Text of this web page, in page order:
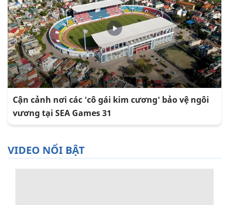
Cận cảnh nơi các 'cô gái kim cương' bảo vệ ngôi
vương tại SEA Games 31
VIDEO NỔI BẬT